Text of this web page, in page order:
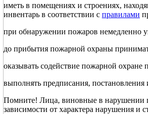
иметь в помещениях и строениях,
инвентарь в соответствии с правилами
при обнаружении пожаров немедленно
до прибытия пожарной охраны
оказывать содействие пожарной
выполнять предписания,
Помните! Лица, виновные в нарушении
зависимости от характера нарушения и